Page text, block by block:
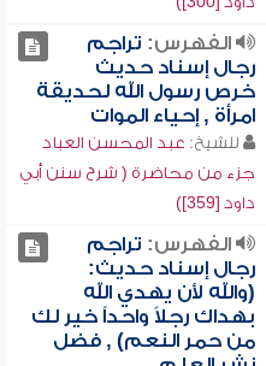
الفهرس: تراجم
رجال إسناد حديث
خرص رسول الله لحديقة
امرأة , إحياء الموات
للشيخ: عبد المحسن العباد
جزء من محاضرة ( شرح سنن أبي
داود [359])
الفهرس: تراجم
رجال إسناد حديث:
(والله لأن يهدي الله
بهداك رجلاً واحداً خير لك
من حمر النعم) , فضل